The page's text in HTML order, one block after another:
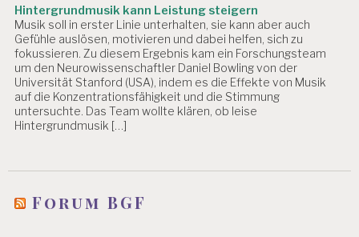
Hintergrundmusik kann Leistung steigern
Musik soll in erster Linie unterhalten, sie kann aber auch
Gefühle auslösen, motivieren und dabei helfen, sich zu
fokussieren. Zu diesem Ergebnis kam ein Forschungsteam
um den Neurowissenschaftler Daniel Bowling von der
Universität Stanford (USA), indem es die Effekte von Musik
auf die Konzentrationsfähigkeit und die Stimmung
untersuchte. Das Team wollte klären, ob leise
Hintergrundmusik […]
Forum BGF